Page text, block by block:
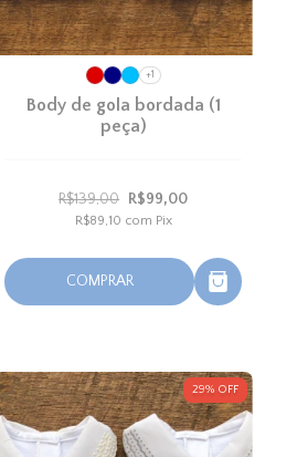
+1
Body de gola bordada (1
peça)
R$139,00 R$99,00
R$89,10 com Pix
COMPRAR
29% OFF